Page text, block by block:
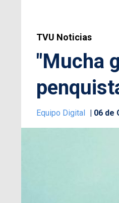
TVU Noticias
"Mucha
Equipo Digital 06 de